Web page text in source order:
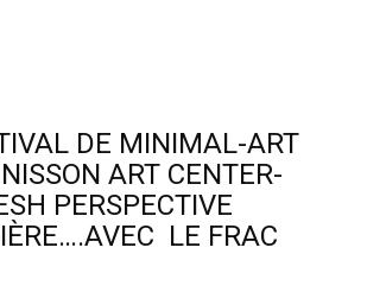
DE MINIMAL-ART
ART CENTER-
PERSPECTIVE
LE FRAC